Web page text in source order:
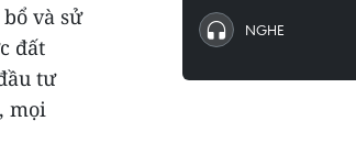
và sử
đất
tư
mọi
NGHE